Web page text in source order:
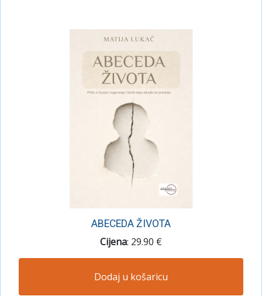
ABECEDA ŽIVOTA
Cijena: 29.90 €
Dodaj u košaricu